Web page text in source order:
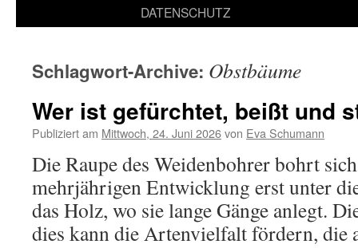
DATENSCHUTZ
Schlagwort-Archive: Obstbäume
Wer ist gefürchtet, beißt und
Publiziert am Mittwoch, 24. Juni 2026von Eva Schumann
Die Raupe des Weidenbohrer bohrt
mehrjährigen Entwicklung erst unter
das Holz, wo sie lange Gänge anlegt.
dies kann die Artenvielfalt fördern, die